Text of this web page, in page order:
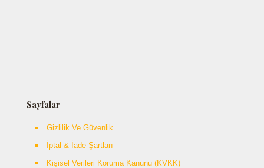
Sayfalar
Gizlilik Ve Güvenlik
İptal & İade Şartları
Kişisel Verileri Koruma Kanunu (KVKK)